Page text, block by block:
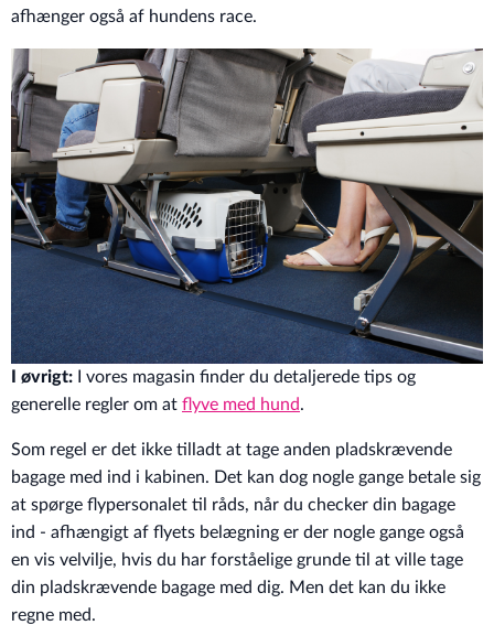
afhænger også af hundens race.
I øvrigt:
I vores magasin finder du detaljerede tips og
generelle regler om at flyve med hund.
Som regel er det ikke tilladt at tage anden pladskrævende
bagage med ind i kabinen. Det kan dog nogle gange betale sig
at spørge flypersonalet til råds, når du checker din bagage
ind - afhængigt af flyets belægning er der nogle gange også
en vis velvilje, hvis du har forståelige grunde til at ville tage
din pladskrævende bagage med dig. Men det kan du ikke
regne med.